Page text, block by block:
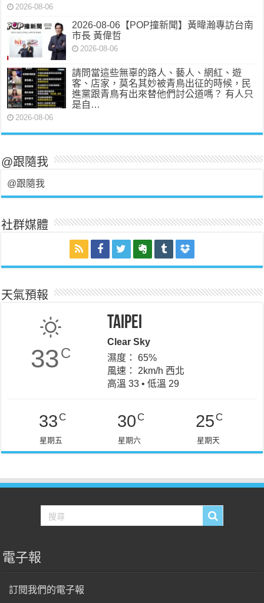
2026-08-06
2026-08-06【POP撞新聞】黃暐瀚專訪台南
市長 黃偉哲
2026-08-06
請問當這些無辜的路人、藝人、網紅、遊
客、店家，莫名其妙被青鳥出征的時候，民
進黨跟青鳥有出來替他們討公道嗎？ 有人只
是自…
2026-08-06
@跟隨我
@跟隨我
社群媒體
天氣預報
33C
Taipei
Clear Sky
濕度： 65%
風速： 2km/h 西北
高溫 33 • 低溫 29
33 C
星期五
30 C
星期六
25 C
星期天
電子報
訂閱我們的電子報